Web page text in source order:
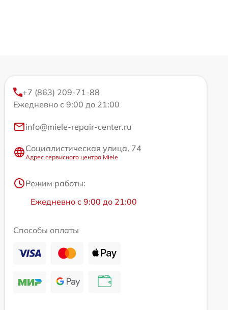
+7 (863) 209-71-88
Ежедневно с 9:00 до 21:00
info@miele-repair-center.ru
Социалистическая улица, 74
Адрес сервисного центра Miele
Режим работы:
Ежедневно с 9:00 до 21:00
Способы оплаты